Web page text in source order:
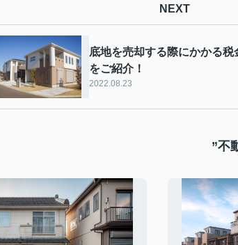
NEXT
底地を売却する際にかかる
をご紹介！
2022.08.23
”不